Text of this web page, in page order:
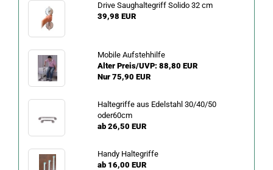
Drive Saughaltegriff Solido 32 cm
39,98 EUR
Mobile Aufstehhilfe
Alter Preis/UVP: 88,80 EUR
Nur 75,90 EUR
Haltegriffe aus Edelstahl 30/40/50
oder60cm
ab 26,50 EUR
Handy Haltegriffe
ab 16,00 EUR